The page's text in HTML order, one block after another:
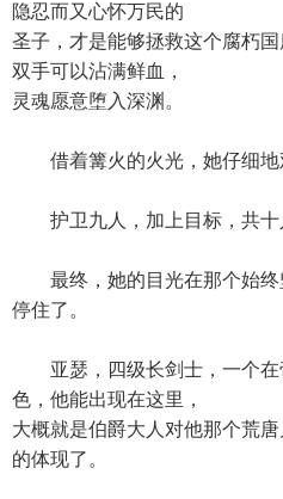
隐忍而又心怀万民的
圣子，才是能够拯救这个腐朽
双手可以沾满鲜血，
灵魂愿意堕入深渊。
借着篝火的火光，她仔细地
护卫九人，加上目标，共十
最终，她的目光在那个始终
停住了。
亚瑟，四级长剑士，一个在
色，他能出现在这里，
大概就是伯爵大人对他那个荒
的体现了。